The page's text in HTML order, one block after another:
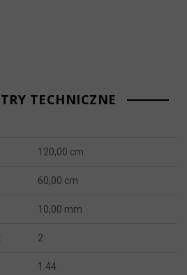
TECHNICZNE
120,00 cm
60,00 cm
10,00 mm
2
1.44